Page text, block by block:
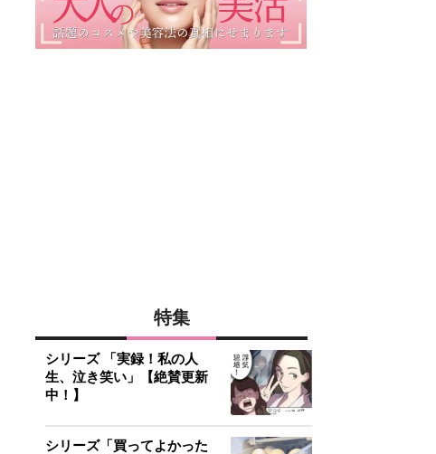
特集
シリーズ 「実録！私の人
生、泣き笑い」【絶賛更新
中！】
シリーズ「買ってよかった